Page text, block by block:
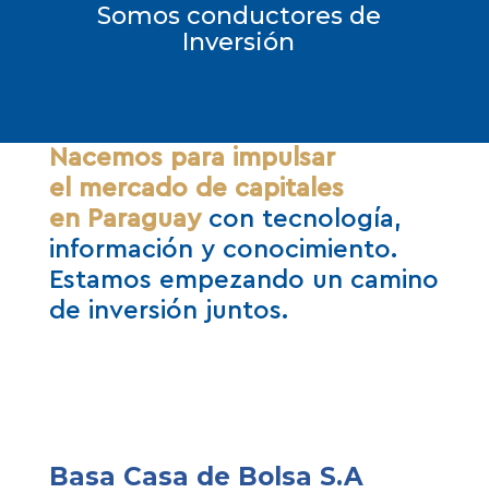
Somos conductores de
Inversión
Nacemos para impulsar
el mercado de capitales
en Paraguaycon tecnología,
información y conocimiento.
Estamos empezando un camino
de inversión juntos.
Basa Casa de Bolsa S.A